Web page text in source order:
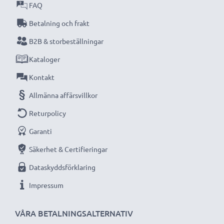
VÅRA BETALNINGSALTERNATIV
FAQ
Betalning och frakt
B2B & storbeställningar
Kataloger
Kontakt
Allmänna affärsvillkor
Returpolicy
Garanti
Säkerhet & Certifieringar
Dataskyddsförklaring
Impressum